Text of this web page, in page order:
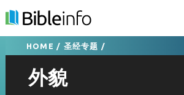
HOME / 圣经专题 /
外貌